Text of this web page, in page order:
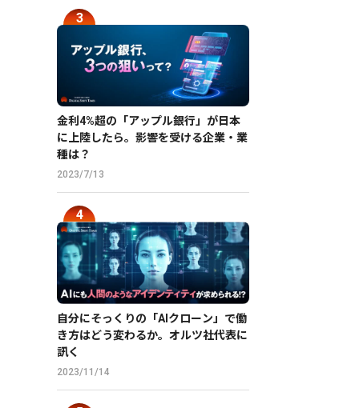
金利4%超の「アップル銀行」が日本
に上陸したら。影響を受ける企業・業
種は？
2023/7/13
自分にそっくりの「AIクローン」で働
き方はどう変わるか。オルツ社代表に
訊く
2023/11/14